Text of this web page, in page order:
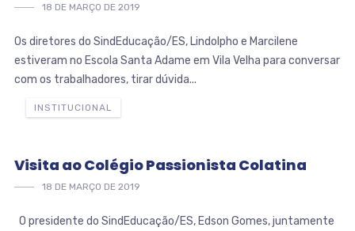
18 DE MARÇO DE 2019
Os diretores do SindEducação/ES, Lindolpho e Marcilene
estiveram no Escola Santa Adame em Vila Velha para conversar
com os trabalhadores, tirar dúvida...
INSTITUCIONAL
Visita ao Colégio Passionista Colatina
18 DE MARÇO DE 2019
O presidente do SindEducação/ES, Edson Gomes, juntamente